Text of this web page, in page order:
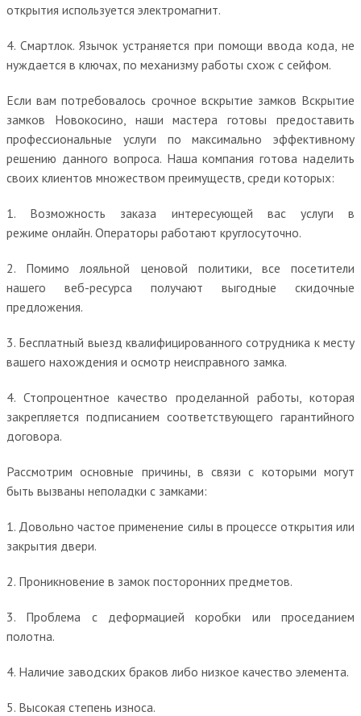
открытия используется электромагнит.
4. Смартлок. Язычок устраняется при помощи ввода кода, не
нуждается в ключах, по механизму работы схож с сейфом.
Если вам потребовалось срочное вскрытие замков Вскрытие
замков Новокосино, наши мастера готовы предоставить
профессиональные услуги по максимально эффективному
решению данного вопроса. Наша компания готова наделить
своих клиентов множеством преимуществ, среди которых:
1. Возможность заказа интересующей вас услуги в
режиме онлайн. Операторы работают круглосуточно.
2. Помимо лояльной ценовой политики, все посетители
нашего веб-ресурса получают выгодные скидочные
предложения.
3. Бесплатный выезд квалифицированного сотрудника к месту
вашего нахождения и осмотр неисправного замка.
4. Стопроцентное качество проделанной работы, которая
закрепляется подписанием соответствующего гарантийного
договора.
Рассмотрим основные причины, в связи с которыми могут
быть вызваны неполадки с замками:
1. Довольно частое применение силы в процессе открытия или
закрытия двери.
2. Проникновение в замок посторонних предметов.
3. Проблема с деформацией коробки или проседанием
полотна.
4. Наличие заводских браков либо низкое качество элемента.
5. Высокая степень износа.